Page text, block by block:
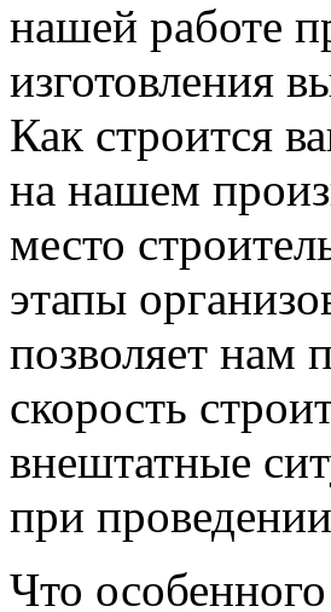
нашей работе
изготовления
Как строится
на нашем
место
этапы
позволяет нам
скорость
внештатные
при
Что